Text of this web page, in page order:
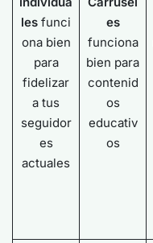
les funci
ona bien
para
fidelizar
a tus
seguidor
es
actuales
es
funciona
bien para
contenid
os
educativ
os